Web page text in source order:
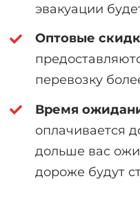
эвакуации
Оптовые
перевозку
Время
оплачивается
дольше вас
дороже будут